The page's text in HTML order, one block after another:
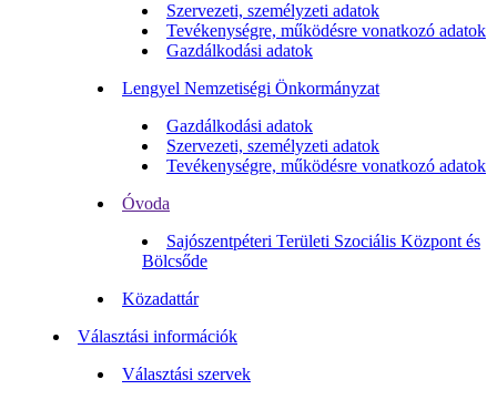
Szervezeti, személyzeti adatok
Tevékenységre, működésre vonatkozó adatok
Gazdálkodási adatok
Lengyel Nemzetiségi Önkormányzat
Gazdálkodási adatok
Szervezeti, személyzeti adatok
Tevékenységre, működésre vonatkozó adatok
Óvoda
Sajószentpéteri Területi Szociális Központ és
Bölcsőde
Közadattár
Választási információk
Választási szervek